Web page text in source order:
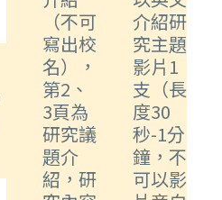
（不可
寫出校
名），
第2、
3頁為
研究議
題介
紹，研
介紹研
究主題
影片1
支（長
度30
秒-1分
鐘，不
可以影